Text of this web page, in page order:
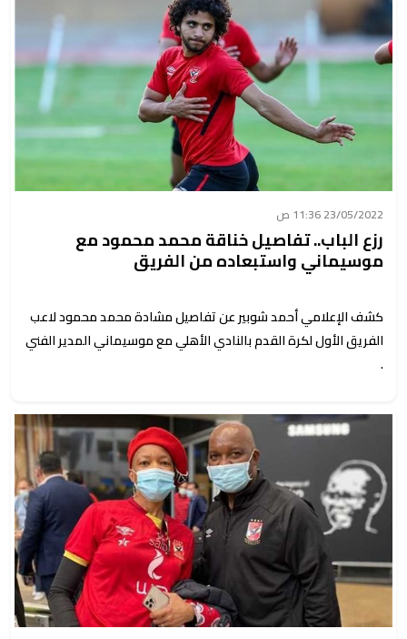
23/05/2022 11:36 ص
رزع الباب.. تفاصيل خناقة محمد محمود مع
موسيماني واستبعاده من الفريق
كشف الإعلامي أحمد شوبير عن تفاصيل مشادة محمد محمود لاعب
الفريق الأول لكرة القدم بالنادي الأهلي مع موسيماني المدير الفني
.